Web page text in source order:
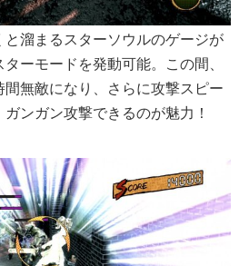
溜まるスターソウルのゲージが
ーモードを発動可能。この間、
間無敵になり、さらに攻撃スピー
ンガン攻撃できるのが魅力！